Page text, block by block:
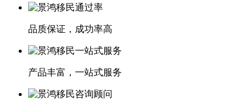
品质保证，成功率高
产品丰富，一站式服务